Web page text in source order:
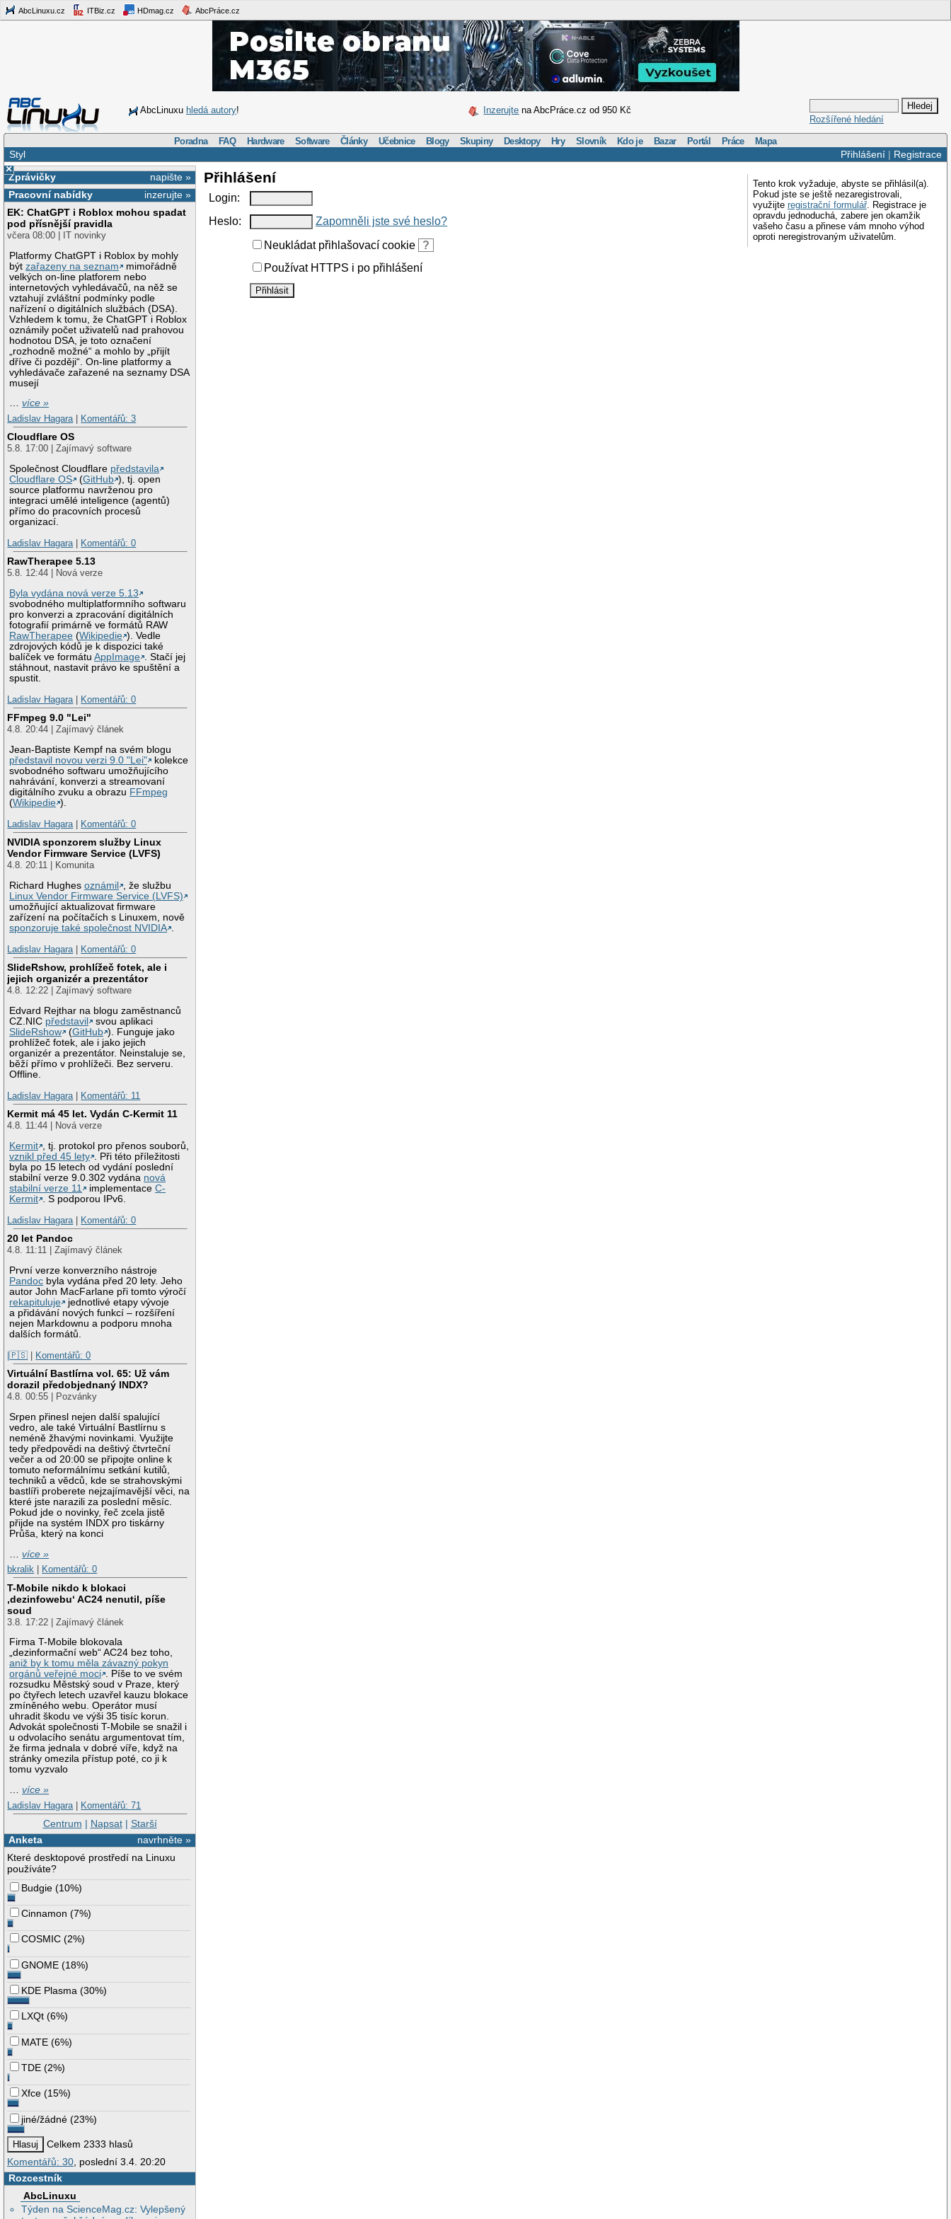
AbcLinuxu.cz ITBiz.cz HDmag.cz AbcPráce.cz
AbcLinuxu hledá autory! Inzerujte na AbcPráce.cz od 950 Kč
Rozšířené hledání
Poradna FAQ Hardware Software Články Učebnice Blogy Skupiny Desktopy Hry Slovník Kdo je Bazar Portál Práce Mapa
Přihlášení| Registrace
Styl
×
napište »
Zprávičky
inzerujte »
Pracovní nabídky
EK: ChatGPT i Roblox mohou spadat
pod přísnější pravidla
včera 08:00 | IT novinky
Platformy ChatGPT i Roblox by mohly
býtzařazeny na seznam
mimořádně
velkých on-line platforem nebo
internetových vyhledávačů, na něž se
vztahují zvláštní podmínky podle
nařízení o digitálních službách (DSA).
Vzhledem k tomu, že ChatGPT i Roblox
oznámily počet uživatelů nad prahovou
hodnotou DSA, je toto označení
„rozhodně možné“ a mohlo by „přijít
dříve či později“. On-line platformy a
vyhledávače zařazené na seznamy DSA
musejí
…více »
Ladislav Hagara
Komentářů: 3
Cloudflare OS
5.8. 17:00 | Zajímavý software
Společnost Cloudflare představila
Cloudflare OS
(GitHub ), tj. open
source platformu navrženou pro
integraci umělé inteligence (agentů)
přímo do pracovních procesů
organizací.
Ladislav Hagara
Komentářů: 0
RawTherapee 5.13
5.8. 12:44 | Nová verze
Byla vydána nová verze 5.13
svobodného multiplatformního softwaru
pro konverzi a zpracování digitálních
fotografií primárně ve formátů RAW
RawTherapee (Wikipedie ). Vedle
zdrojových kódů je k dispozici také
balíček ve formátuAppImage . Stačí jej
stáhnout, nastavit právo ke spuštění a
spustit.
Ladislav Hagara
Komentářů: 0
FFmpeg 9.0 "Lei"
4.8. 20:44 | Zajímavý článek
Jean-Baptiste Kempf na svém blogu
představil novou verzi 9.0 "Lei"
kolekce
svobodného softwaru umožňujícího
nahrávání, konverzi a streamovaní
digitálního zvuku a obrazu FFmpeg
(Wikipedie ).
Ladislav Hagara
Komentářů: 0
NVIDIA sponzorem služby Linux
Vendor Firmware Service (LVFS)
4.8. 20:11 | Komunita
Richard Hughesoznámil
, že službu
Linux Vendor Firmware Service (LVFS)
umožňující aktualizovat firmware
zařízení na počítačích s Linuxem, nově
sponzoruje také společnost NVIDIA .
Ladislav Hagara | Komentářů: 0
SlideRshow, prohlížeč fotek, ale i
jejich organizér a prezentátor
4.8. 12:22 | Zajímavý software
Edvard Rejthar na blogu zaměstnanců
CZ.NIC představil
svou aplikaci
SlideRshow
(GitHub ). Funguje jako
prohlížeč fotek, ale i jako jejich
organizér a prezentátor. Neinstaluje se,
běží přímo v prohlížeči. Bez serveru.
Offline.
Ladislav Hagara | Komentářů: 11
Kermit má 45 let. Vydán C-Kermit 11
4.8. 11:44 | Nová verze
Kermit , tj. protokol pro přenos souborů,
vznikl před 45 lety . Při této příležitosti
byla po 15 letech od vydání poslední
stabilní verze 9.0.302 vydána nová
stabilní verze 11
implementaceC-
Kermit . S podporou IPv6.
Ladislav Hagara | Komentářů: 0
20 let Pandoc
4.8. 11:11 | Zajímavý článek
První verze konverzního nástroje
Pandoc byla vydána před 20 lety. Jeho
autor John MacFarlane při tomto výročí
rekapituluje
jednotlivé etapy vývoje
a přidávání nových funkcí – rozšíření
nejen Markdownu a podporu mnoha
dalších formátů.
|🇵🇸 | Komentářů: 0
Virtuální Bastlírna vol. 65: Už vám
dorazil předobjednaný INDX?
4.8. 00:55 | Pozvánky
Srpen přinesl nejen další spalující
vedro, ale také Virtuální Bastlírnu s
neméně žhavými novinkami. Využijte
tedy předpovědi na deštivý čtvrteční
večer a od 20:00 se připojte online k
tomuto neformálnímu setkání kutilů,
techniků a vědců, kde se strahovskými
bastlíři proberete nejzajímavější věci, na
které jste narazili za poslední měsíc.
Pokud jde o novinky, řeč zcela jistě
přijde na systém INDX pro tiskárny
Průša, který na konci
…více »
bkralik
Komentářů: 0
T-Mobile nikdo k blokaci
‚dezinfowebu‘ AC24 nenutil, píše
soud
3.8. 17:22 | Zajímavý článek
Firma T-Mobile blokovala
„dezinformační web“ AC24 bez toho,
aniž by k tomu měla závazný pokyn
orgánů veřejné moci . Píše to ve svém
rozsudku Městský soud v Praze, který
po čtyřech letech uzavřel kauzu blokace
zmíněného webu. Operátor musí
uhradit škodu ve výši 35 tisíc korun.
Advokát společnosti T-Mobile se snažil i
u odvolacího senátu argumentovat tím,
že firma jednala v dobré víře, když na
stránky omezila přístup poté, co ji k
tomu vyzvalo
…více »
Ladislav Hagara | Komentářů: 71
Centrum | Napsat| Starší
navrhněte »
Anketa
Které desktopové prostředí na Linuxu
používáte?
Budgie (10%)
Cinnamon (7%)
COSMIC (2%)
GNOME (18%)
KDE Plasma (30%)
LXQt (6%)
MATE (6%)
TDE (2%)
Xfce (15%)
jiné/žádné (23%)
Celkem 2333 hlasů
Komentářů: 30, poslední 3.4. 20:20
Rozcestník
AbcLinuxu
Týden na ScienceMag.cz: Vylepšený
Tento krok vyžaduje, abyste se přihlásil(a).
Pokud jste se ještě nezaregistrovali,
využijte registrační formulář. Registrace je
opravdu jednoduchá, zabere jen okamžik
vašeho času a přinese vám mnoho výhod
oproti neregistrovaným uživatelům.
Přihlášení
Login:
Heslo:
Zapomněli jste své heslo?
Neukládat přihlašovací cookie
?
Používat HTTPS i po přihlášení